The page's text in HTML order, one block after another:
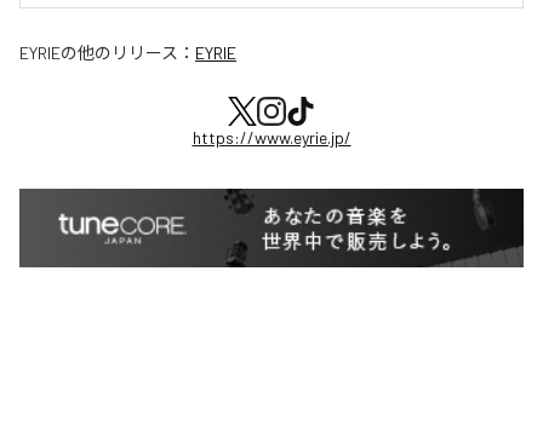
EYRIEの他のリリース： EYRIE
https://www.eyrie.jp/